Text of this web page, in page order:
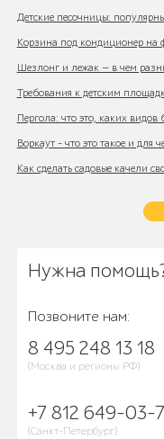
Детские песочницы:
Корзина под кондиционер на
Шезлонг и лежак — в чем
Требования к детским
Пергола: что это, каких
Воркаут - что это такое и для
Как сделать садовые качели
Нужна
Позвоните нам:
8 495 248 13 18
(Москва и регионы РФ)
+7 812 649-03-
(Санкт-Петербург)